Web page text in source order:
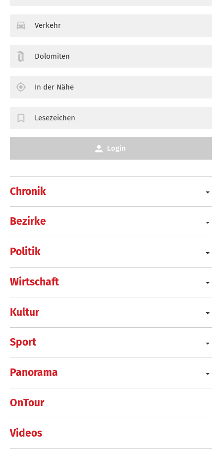
Chronik
Bezirke
Politik
Wirtschaft
Kultur
Sport
Panorama
OnTour
Videos
Verkehr
Dolomiten
In der Nähe
Lesezeichen
Login